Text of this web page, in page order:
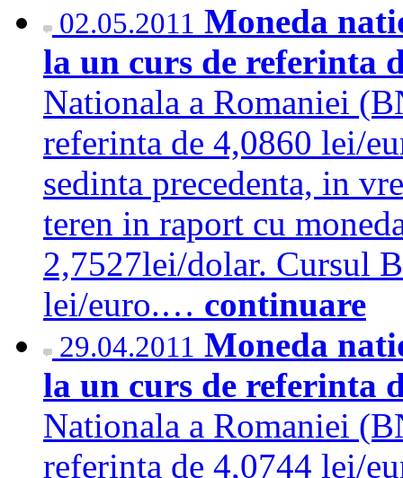
02.05.2011 Moneda
la un curs de referinta
Nationala a Romaniei
referinta de 4,0860 lei/
sedinta precedenta, in
teren in raport cu
2,7527lei/dolar. Cursul
lei/euro.… continuare
29.04.2011 Moneda
la un curs de referinta
Nationala a Romaniei
referinta de 4,0744 lei/